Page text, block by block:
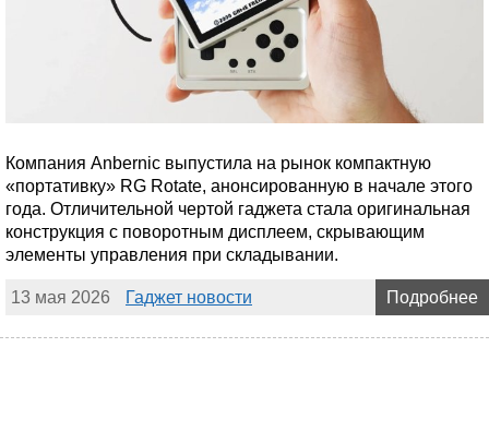
Компания Anbernic выпустила на рынок компактную
«портативку» RG Rotate, анонсированную в начале этого
года. Отличительной чертой гаджета стала оригинальная
конструкция с поворотным дисплеем, скрывающим
элементы управления при складывании.
13 мая 2026 Гаджет новости Подробнее